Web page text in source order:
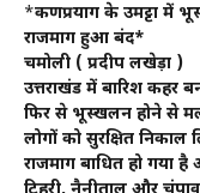
*कर्णप्रयाग के उमट्टा में
राजमार्ग हुआ बंद*
चमोली ( प्रदीप लखेड़ा )
उत्तराखंड में बारिश कहर
फिर से भूस्खलन होने से
लोगों को सुरक्षित निकाल
राजमार्ग बाधित हो गया